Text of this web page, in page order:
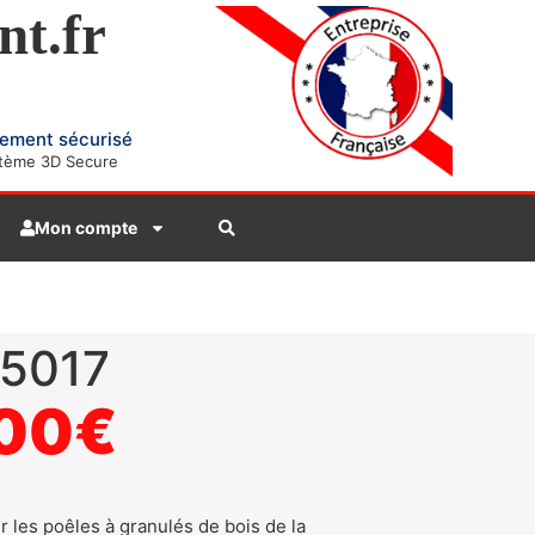
sécurisé
3D Secure
Mon compte
€
les poêles à granulés de bois de la